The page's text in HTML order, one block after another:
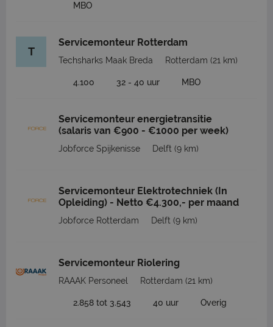
MBO
T
Servicemonteur Rotterdam
Techsharks Maak Breda Rotterdam (21 km)
4.100 32 - 40 uur MBO
Servicemonteur energietransitie
(salaris van €900 - €1000 per week)
Jobforce Spijkenisse Delft (9 km)
Servicemonteur Elektrotechniek (In
Opleiding) - Netto €4.300,- per maand
Jobforce Rotterdam Delft (9 km)
Servicemonteur Riolering
RAAAK Personeel Rotterdam (21 km)
2.858 tot 3.543 40 uur Overig